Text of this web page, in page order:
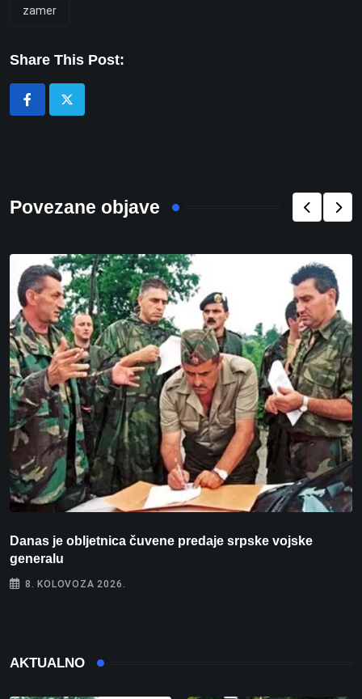
zamer
Share This Post:
Povezane objave
Danas je obljetnica čuvene predaje srpske vojske
generalu
8. KOLOVOZA 2026.
AKTUALNO